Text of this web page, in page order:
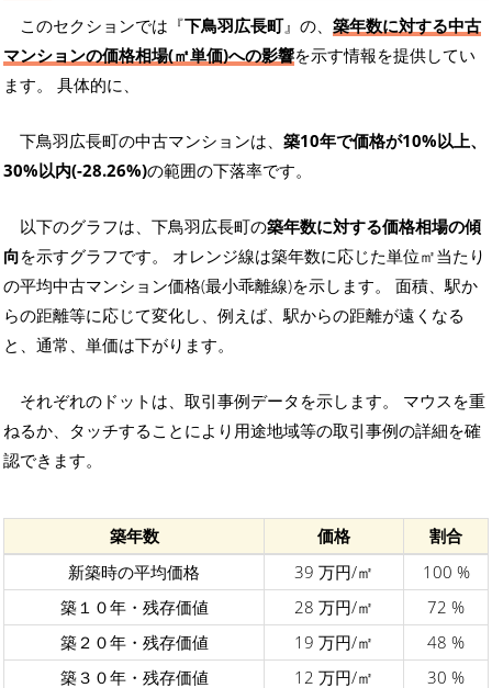
このセクションでは『下鳥羽広長町』の、 築年数に対する中古
マンションの価格相場(㎡単価)への影響を示す情報を提供してい
ます。 具体的に、
下鳥羽広長町の中古マンションは、 築10年で価格が10%以上、
30%以内(-28.26%)の範囲の下落率です。
以下のグラフは、下鳥羽広長町の築年数に対する価格相場の傾
向を示すグラフです。 オレンジ線は築年数に応じた単位㎡当たり
の平均中古マンション価格(最小乖離線)を示します。 面積、駅か
らの距離等に応じて変化し、例えば、駅からの距離が遠くなる
と、通常、単価は下がります。
それぞれのドットは、取引事例データを示します。 マウスを重
ねるか、タッチすることにより用途地域等の取引事例の詳細を確
認できます。
築年数 価格
割合
新築時の平均価格
39 万円/㎡
100 %
築１０年・残存価値
28 万円/㎡
72 %
築２０年・残存価値
19 万円/㎡
48 %
築３０年・残存価値
12 万円/㎡ 30 %